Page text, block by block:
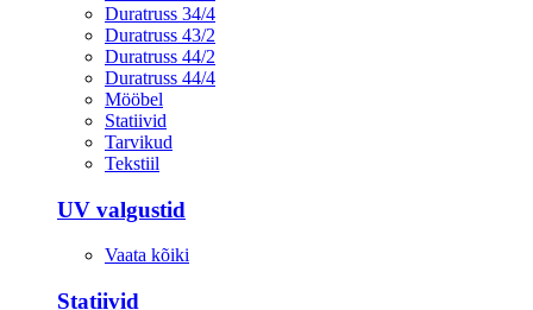
Duratruss 34/4
Duratruss 43/2
Duratruss 44/2
Duratruss 44/4
Mööbel
Statiivid
Tarvikud
Tekstiil
UV valgustid
Vaata kõiki
Statiivid